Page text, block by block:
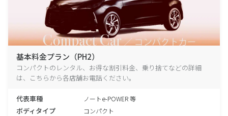
基本料金プラン（PH2）
コンパクトのレンタル、お得な割引料金、乗り捨てなどの詳細
は、こちらから各店舗お電話ください。
代表車種 ノートe-POWER 等
ボディタイプ コンパクト